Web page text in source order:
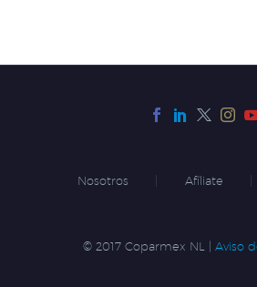
Nosotros Afíliate
© 2017 Coparmex NL | Aviso